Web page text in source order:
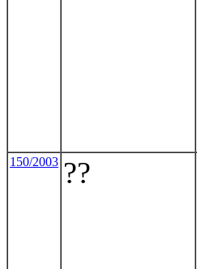
150/2003 ??